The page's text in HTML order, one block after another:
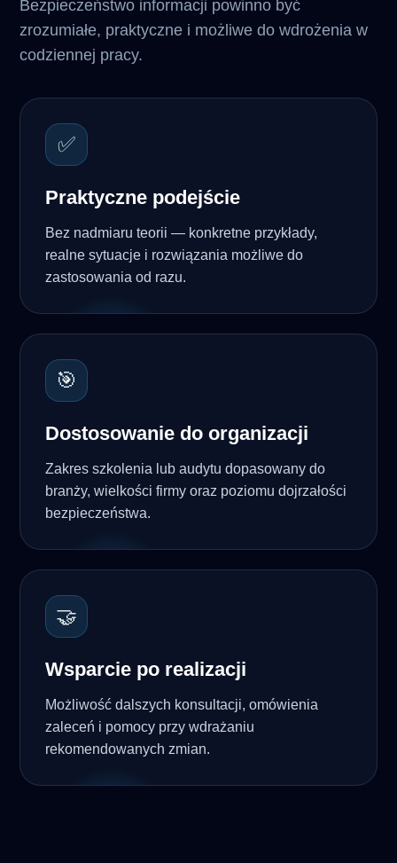
Bezpieczeństwo informacji powinno być
zrozumiałe, praktyczne i możliwe do wdrożenia w
codziennej pracy.
✅
Praktyczne podejście
Bez nadmiaru teorii — konkretne przykłady,
realne sytuacje i rozwiązania możliwe do
zastosowania od razu.
🎯
Dostosowanie do organizacji
Zakres szkolenia lub audytu dopasowany do
branży, wielkości firmy oraz poziomu dojrzałości
bezpieczeństwa.
🤝
Wsparcie po realizacji
Możliwość dalszych konsultacji, omówienia
zaleceń i pomocy przy wdrażaniu
rekomendowanych zmian.